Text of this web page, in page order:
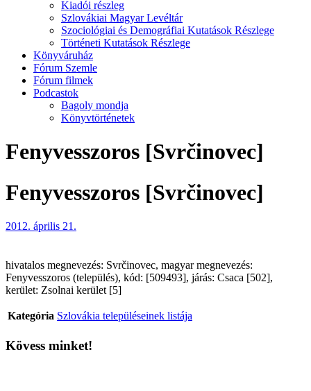
Kiadói részleg
Szlovákiai Magyar Levéltár
Szociológiai és Demográfiai Kutatások Részlege
Történeti Kutatások Részlege
Könyváruház
Fórum Szemle
Fórum filmek
Podcastok
Bagoly mondja
Könyvtörténetek
Fenyvesszoros [Svrčinovec]
Fenyvesszoros [Svrčinovec]
2012. április 21.
hivatalos megnevezés: Svrčinovec, magyar megnevezés:
Fenyvesszoros (település), kód: [509493], járás: Csaca [502],
kerület: Zsolnai kerület [5]
Kategória Szlovákia településeinek listája
Kövess minket!